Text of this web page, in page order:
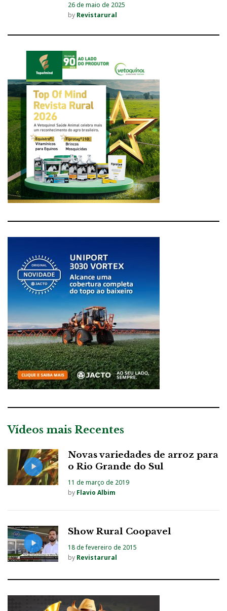
26 de maio de 2025
by Revistarural
Vídeos mais Recentes
Novas variedades de arroz para
o Rio Grande do Sul
11 de março de 2019
by Flavio Albim
Show Rural Coopavel
18 de fevereiro de 2015
by Revistarural